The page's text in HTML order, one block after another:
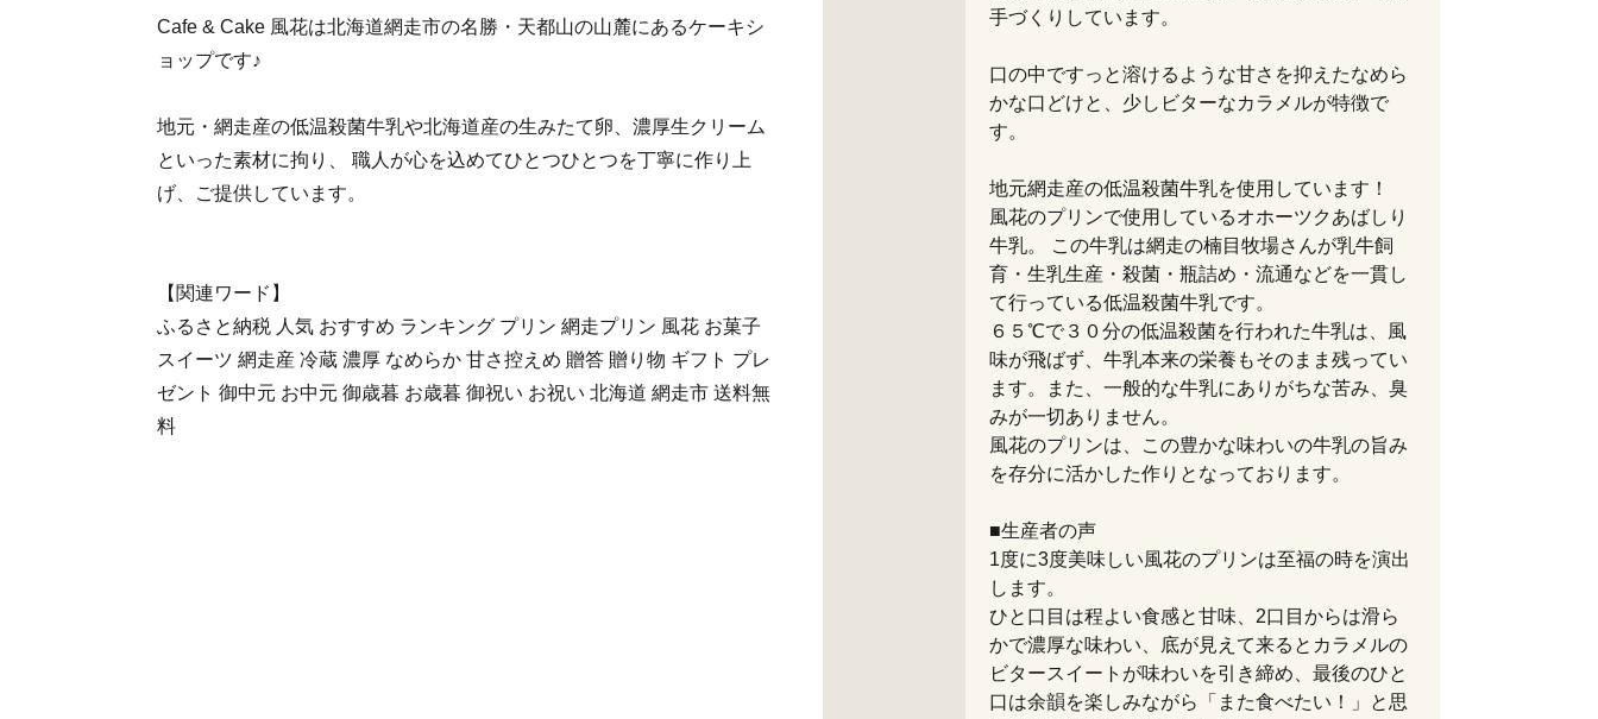
Cafe & Cake 風花は北海道網走市の名勝・天都山の山麓にあるケーキシ
ョップです♪
地元・網走産の低温殺菌牛乳や北海道産の生みたて卵、濃厚生クリーム
といった素材に拘り、 職人が心を込めてひとつひとつを丁寧に作り上
げ、ご提供しています。
【関連ワード】
ふるさと納税 人気 おすすめ ランキング プリン 網走プリン 風花 お菓子
スイーツ 網走産 冷蔵 濃厚 なめらか 甘さ控えめ 贈答 贈り物 ギフト プレ
ゼント 御中元 お中元 御歳暮 お歳暮 御祝い お祝い 北海道 網走市 送料無
料
手づくりしています。
口の中ですっと溶けるような甘さを抑えたなめら
かな口どけと、少しビターなカラメルが特徴で
す。
地元網走産の低温殺菌牛乳を使用しています！
風花のプリンで使用しているオホーツクあばしり
牛乳。 この牛乳は網走の楠目牧場さんが乳牛飼
育・生乳生産・殺菌・瓶詰め・流通などを一貫し
て行っている低温殺菌牛乳です。
６５℃で３０分の低温殺菌を行われた牛乳は、風
味が飛ばず、牛乳本来の栄養もそのまま残ってい
ます。また、一般的な牛乳にありがちな苦み、臭
みが一切ありません。
風花のプリンは、この豊かな味わいの牛乳の旨み
を存分に活かした作りとなっております。
■生産者の声
1度に3度美味しい風花のプリンは至福の時を演出
します。
ひと口目は程よい食感と甘味、2口目からは滑ら
かで濃厚な味わい、底が見えて来るとカラメルの
ビタースイートが味わいを引き締め、最後のひと
口は余韻を楽しみながら「また食べたい！」と思